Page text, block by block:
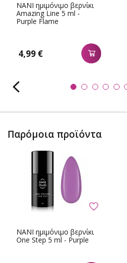
NANI ημιμόνιμο βερνίκι
Amazing Line 5 ml -
Purple Flame
4,99 €
Παρόμοια προϊόντα
NANI ημιμόνιμο βερνίκι
One Step 5 ml - Purple